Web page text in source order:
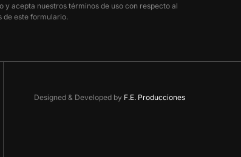
y acepta nuestros términos de uso con respecto al
de este formulario.
Designed & Developed by F.E. Producciones